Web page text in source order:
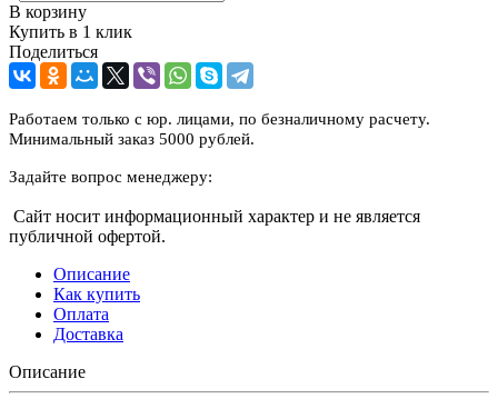
В корзину
Купить в 1 клик
Поделиться
Работаем только с юр. лицами, по безналичному расчету.
Минимальный заказ 5000 рублей.
Задайте вопрос менеджеру:
Сайт носит информационный характер и не является
публичной офертой.
Описание
Как купить
Оплата
Доставка
Описание